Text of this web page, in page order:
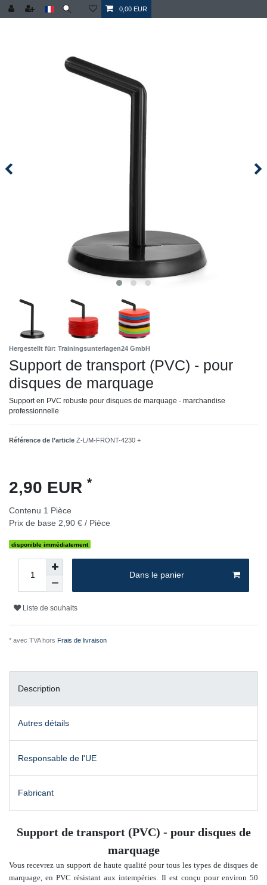
0,00 EUR
Hergestellt für: Trainingsunterlagen24 GmbH
Support de transport (PVC) - pour
disques de marquage
Support en PVC robuste pour disques de marquage - marchandise
professionnelle
Référence de l’article Z-L/M-FRONT-4230 +
2,90 EUR *
Contenu 1 Pièce
Prix de base 2,90 € / Pièce
disponible immédiatement
Dans le panier
Liste de souhaits
* avec TVA hors Frais de livraison
Description
Autres détails
Responsable de l'UE
Fabricant
Support de transport (PVC) - pour disques de
marquage
Vous recevrez un support de haute qualité pour tous les types de disques de
marquage, en PVC résistant aux intempéries. Il est conçu pour environ 50